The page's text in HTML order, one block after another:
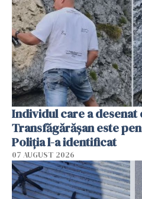
Individul care a desenat
Transfăgărășan este
Poliția l-a identificat
07 AUGUST 2026